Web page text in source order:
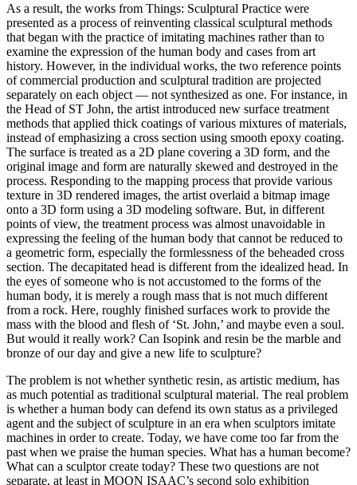
As a result, the works from Things: Sculptural Practice were
presented as a process of reinventing classical sculptural methods
that began with the practice of imitating machines rather than to
examine the expression of the human body and cases from art
history. However, in the individual works, the two reference points
of commercial production and sculptural tradition are projected
separately on each object ― not synthesized as one. For instance, in
the Head of ST John, the artist introduced new surface treatment
methods that applied thick coatings of various mixtures of materials,
instead of emphasizing a cross section using smooth epoxy coating.
The surface is treated as a 2D plane covering a 3D form, and the
original image and form are naturally skewed and destroyed in the
process. Responding to the mapping process that provide various
texture in 3D rendered images, the artist overlaid a bitmap image
onto a 3D form using a 3D modeling software. But, in different
points of view, the treatment process was almost unavoidable in
expressing the feeling of the human body that cannot be reduced to
a geometric form, especially the formlessness of the beheaded cross
section. The decapitated head is different from the idealized head. In
the eyes of someone who is not accustomed to the forms of the
human body, it is merely a rough mass that is not much different
from a rock. Here, roughly finished surfaces work to provide the
mass with the blood and flesh of ‘St. John,’ and maybe even a soul.
But would it really work? Can Isopink and resin be the marble and
bronze of our day and give a new life to sculpture?
The problem is not whether synthetic resin, as artistic medium, has
as much potential as traditional sculptural material. The real problem
is whether a human body can defend its own status as a privileged
agent and the subject of sculpture in an era when sculptors imitate
machines in order to create. Today, we have come too far from the
past when we praise the human species. What has a human become?
What can a sculptor create today? These two questions are not
separate, at least in MOON ISAAC’s second solo exhibition